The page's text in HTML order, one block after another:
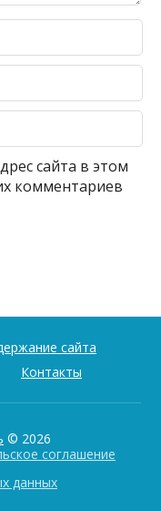
сайта в этом
комментариев
сайта
Контакты
© 2026
соглашение
данных